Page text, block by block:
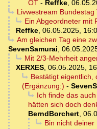
OT - Reffke,
Livwestream Bundestag
Ein Abgeordneter mit
Reffke, 06.05.2025,
Am gleichen Tag eine
SevenSamurai,
Mit 2/3-Mehrheit
XERXES, 06.05.2025,
Bestätigt eigentlich,
(Ergänzung:) -
Ich finde das
hätten sich doch
BerndBorchert,
Bin nicht deiner